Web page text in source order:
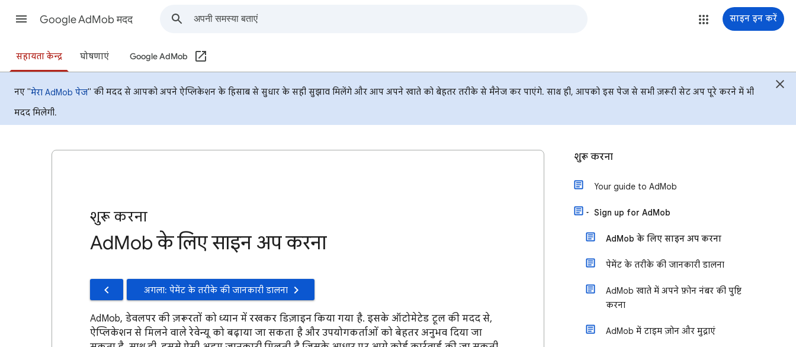
Google AdMob मदद साइन इन करें
सहायता केन्द्र घोषणाएं Google AdMob
नए "मेरा AdMob पेज" की मदद से आपको अपने ऐप्लिकेशन के हिसाब से सुधार के सही सुझाव मिलेंगे और आप अपने खाते को बेहतर तरीके से मैनेज कर पाएंगे. साथ ही, आपको इस पेज से सभी ज़रूरी सेट अप पूरे करने में भी
मदद मिलेगी.
शुरू करना
AdMob के लिए साइन अप करना
अगला: पेमेंट के तरीके की जानकारी डालना
AdMob, डेवलपर की ज़रूरतों को ध्यान में रखकर डिज़ाइन किया गया है. इसके ऑटोमेटेड टूल की मदद से,
ऐप्लिकेशन से मिलने वाले रेवेन्यू को बढ़ाया जा सकता है और उपयोगकर्ताओं को बेहतर अनुभव दिया जा
शुरू करना
Your guide to AdMob
Sign up for AdMob
AdMob के लिए साइन अप करना
पेमेंट के तरीके की जानकारी डालना
AdMob खाते में अपने फ़ोन नंबर की पुष्टि
करना
AdMob में टाइम ज़ोन और मुद्राएं